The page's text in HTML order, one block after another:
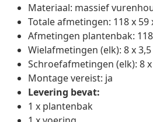
Materiaal: massief
Totale afmetingen: 118 x 59
Afmetingen plantenbak: 118
Wielafmetingen (elk): 8 x 3,5
Schroefafmetingen (elk): 8
Montage vereist: ja
Levering bevat:
1 x plantenbak